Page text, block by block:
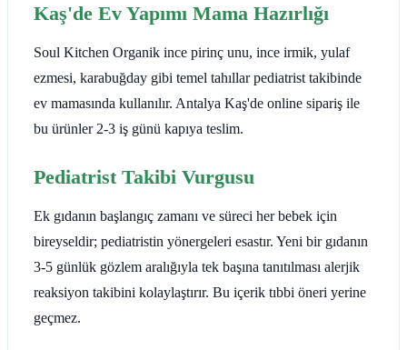
Kaş'de Ev Yapımı Mama Hazırlığı
Soul Kitchen Organik ince pirinç unu, ince irmik, yulaf
ezmesi, karabuğday gibi temel tahıllar pediatrist takibinde
ev mamasında kullanılır. Antalya Kaş'de online sipariş ile
bu ürünler 2-3 iş günü kapıya teslim.
Pediatrist Takibi Vurgusu
Ek gıdanın başlangıç zamanı ve süreci her bebek için
bireyseldir; pediatristin yönergeleri esastır. Yeni bir gıdanın
3-5 günlük gözlem aralığıyla tek başına tanıtılması alerjik
reaksiyon takibini kolaylaştırır. Bu içerik tıbbi öneri yerine
geçmez.